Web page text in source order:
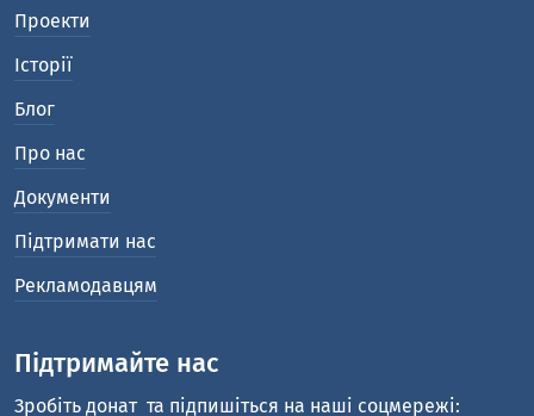
Проекти
Історії
Блог
Про нас
Документи
Підтримати нас
Рекламодавцям
Підтримайте нас
Зробіть донат та підпишіться на наші соцмережі: